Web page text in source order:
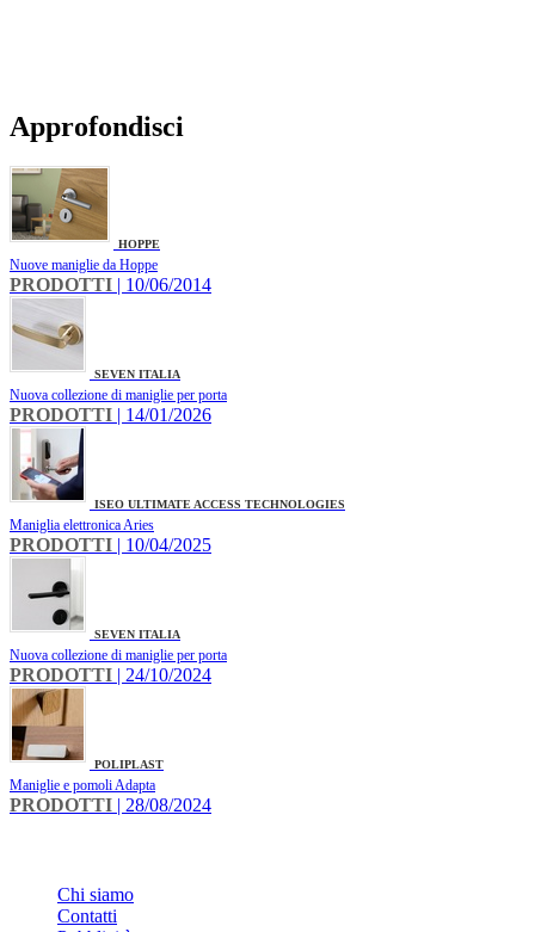
Approfondisci
HOPPE
Nuove maniglie da Hoppe
PRODOTTI | 10/06/2014
SEVEN ITALIA
Nuova collezione di maniglie per porta
PRODOTTI | 14/01/2026
ISEO ULTIMATE ACCESS TECHNOLOGIES
Maniglia elettronica Aries
PRODOTTI | 10/04/2025
SEVEN ITALIA
Nuova collezione di maniglie per porta
PRODOTTI | 24/10/2024
POLIPLAST
Maniglie e pomoli Adapta
PRODOTTI | 28/08/2024
Chi siamo
Contatti